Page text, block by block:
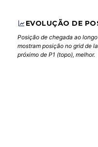
EVOLUÇÃO DE
Posição de chegada ao
mostram posição no grid de
próximo de P1 (topo), melhor.